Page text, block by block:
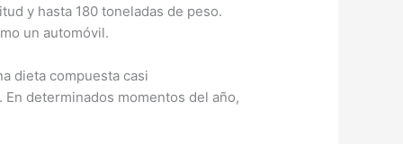
y hasta 180 toneladas de peso.
un automóvil.
dieta compuesta casi
determinados momentos del año,